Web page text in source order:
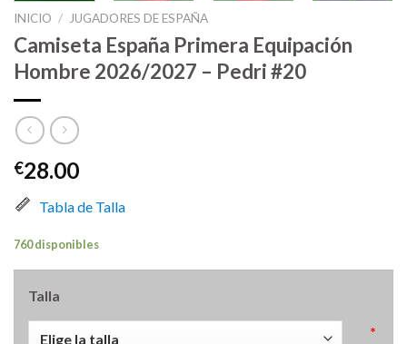
INICIO / JUGADORES DE ESPAÑA
Camiseta España Primera Equipación
Hombre 2026/2027 – Pedri #20
€28.00
Tabla de Talla
760 disponibles
Talla
*